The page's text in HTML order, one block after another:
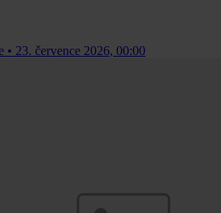
• 23. července 2026, 00:00